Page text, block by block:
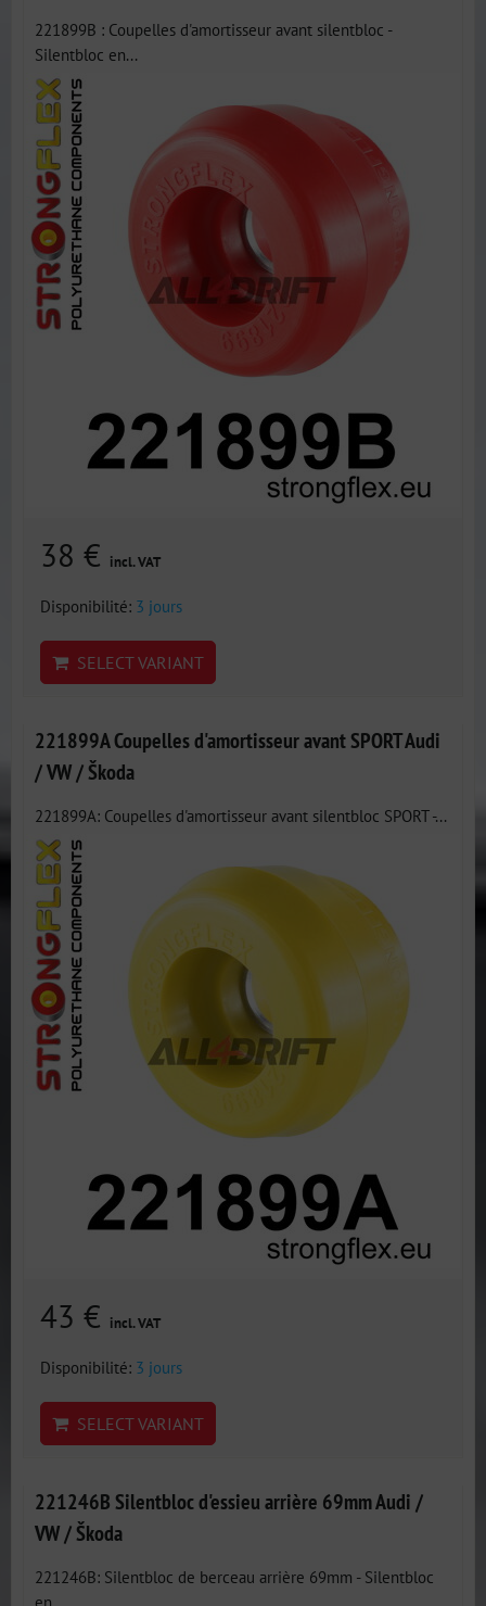
221899B : Coupelles d'amortisseur avant silentbloc -
Silentbloc en...
38 € incl. VAT
Disponibilité: 3 jours
SELECT VARIANT
221899A Coupelles d'amortisseur avant SPORT Audi
/ VW / Škoda
221899A: Coupelles d'amortisseur avant silentbloc SPORT -...
43 € incl. VAT
Disponibilité: 3 jours
SELECT VARIANT
221246B Silentbloc d'essieu arrière 69mm Audi /
VW / Škoda
221246B: Silentbloc de berceau arrière 69mm - Silentbloc
en...